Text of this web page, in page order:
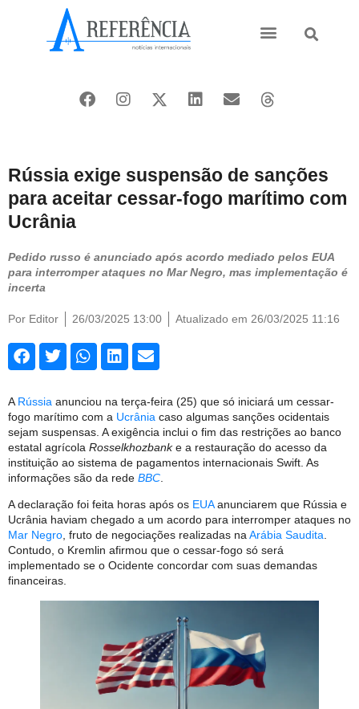
Rússia exige suspensão de sanções
para aceitar cessar-fogo marítimo com
Ucrânia
Pedido russo é anunciado após acordo mediado pelos EUA
para interromper ataques no Mar Negro, mas implementação é
incerta
Por Editor 26/03/2025 13:00 Atualizado em 26/03/2025 11:16
A Rússia anunciou na terça-feira (25) que só iniciará um cessar-
fogo marítimo com a Ucrânia caso algumas sanções ocidentais
sejam suspensas. A exigência inclui o fim das restrições ao banco
estatal agrícola Rosselkhozbanke a restauração do acesso da
instituição ao sistema de pagamentos internacionais Swift. As
informações são da rede BBC
A declaração foi feita horas após os EUAanunciarem que Rússia e
Ucrânia haviam chegado a um acordo para interromper ataques no
Mar Negro, fruto de negociações realizadas naArábia Saudita.
Contudo, o Kremlin afirmou que o cessar-fogo só será
implementado se o Ocidente concordar com suas demandas
financeiras.